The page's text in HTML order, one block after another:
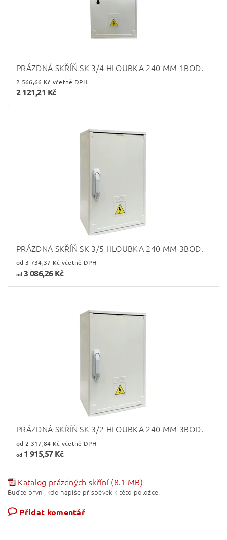
PRÁZDNÁ SKŘÍŇ SK 3/4 HLOUBKA 240 MM 1BOD.
2 566,66 Kč včetně DPH
2 121,21 Kč
PRÁZDNÁ SKŘÍŇ SK 3/5 HLOUBKA 240 MM 3BOD.
od 3 734,37 Kč včetně DPH
od3 086,26 Kč
PRÁZDNÁ SKŘÍŇ SK 3/2 HLOUBKA 240 MM 3BOD.
od 2 317,84 Kč včetně DPH
od1 915,57 Kč
Katalog prázdných skříní (8.1 MB)
Buďte první, kdo napíše příspěvek k této položce.
Přidat komentář